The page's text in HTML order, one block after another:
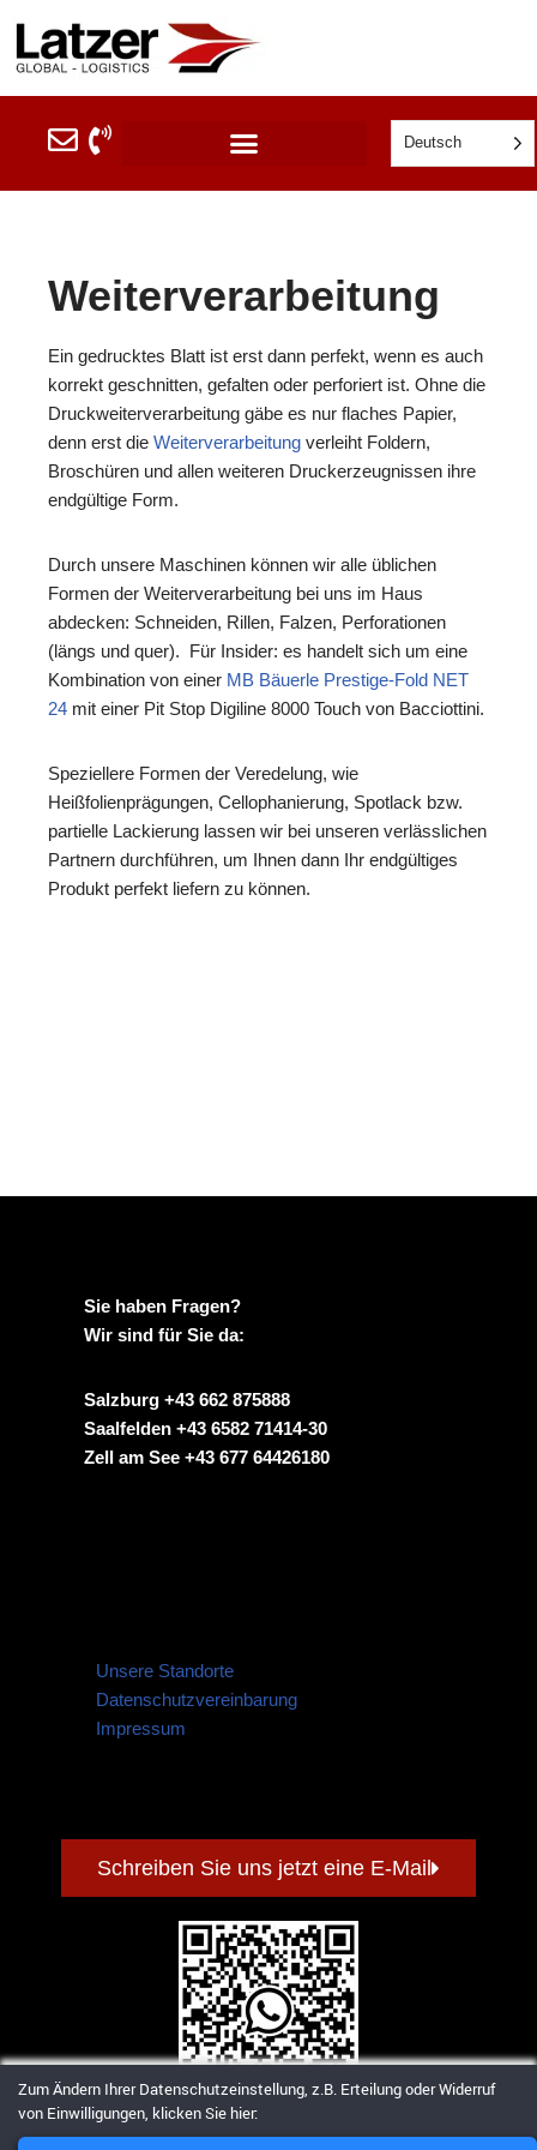
Zum
Inhalt
Deutsch
Weiterverarbeitung
Ein gedrucktes Blatt ist erst dann perfekt, wenn es auch
korrekt geschnitten, gefalten oder perforiert ist. Ohne die
Druckweiterverarbeitung gäbe es nur flaches Papier,
denn erst die Weiterverarbeitung verleiht Foldern,
Broschüren und allen weiteren Druckerzeugnissen ihre
endgültige Form.
Durch unsere Maschinen können wir alle üblichen
Formen der Weiterverarbeitung bei uns im Haus
abdecken: Schneiden, Rillen, Falzen, Perforationen
(längs und quer). Für Insider: es handelt sich um eine
Kombination von einer MB Bäuerle Prestige-Fold NET
24 mit einer Pit Stop Digiline 8000 Touch von Bacciottini.
Speziellere Formen der Veredelung, wie
Heißfolienprägungen, Cellophanierung, Spotlack bzw.
partielle Lackierung lassen wir bei unseren verlässlichen
Partnern durchführen, um Ihnen dann Ihr endgültiges
Produkt perfekt liefern zu können.
Sie haben Fragen?
Wir sind für Sie da:
Salzburg +43 662 875888
Saalfelden +43 6582 71414-30
Zell am See +43 677 64426180
Unsere Standorte
Datenschutzvereinbarung
Impressum
Schreiben Sie uns jetzt eine E-Mail
Contact us via WhatsApp
Zum Ändern Ihrer Datenschutzeinstellung, z.B. Erteilung oder Widerruf
von Einwilligungen, klicken Sie hier: